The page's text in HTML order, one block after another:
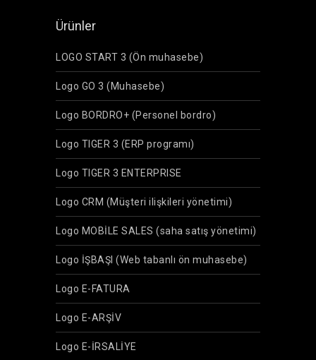
Ürünler
LOGO START 3 (Ön muhasebe)
Logo GO 3 (Muhasebe)
Logo BORDRO+ (Personel bordro)
Logo TIGER 3 (ERP programı)
Logo TIGER 3 ENTERPRISE
Logo CRM (Müşteri ilişkileri yönetimi)
Logo MOBİLE SALES (saha satış yönetimi)
Logo İŞBAŞI (Web tabanlı ön muhasebe)
Logo E-FATURA
Logo E-ARŞİV
Logo E-İRSALİYE